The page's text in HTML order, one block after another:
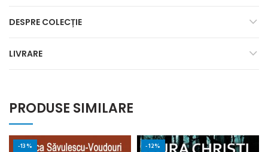
DESPRE COLECȚIE
LIVRARE
PRODUSE SIMILARE
-13% -12%